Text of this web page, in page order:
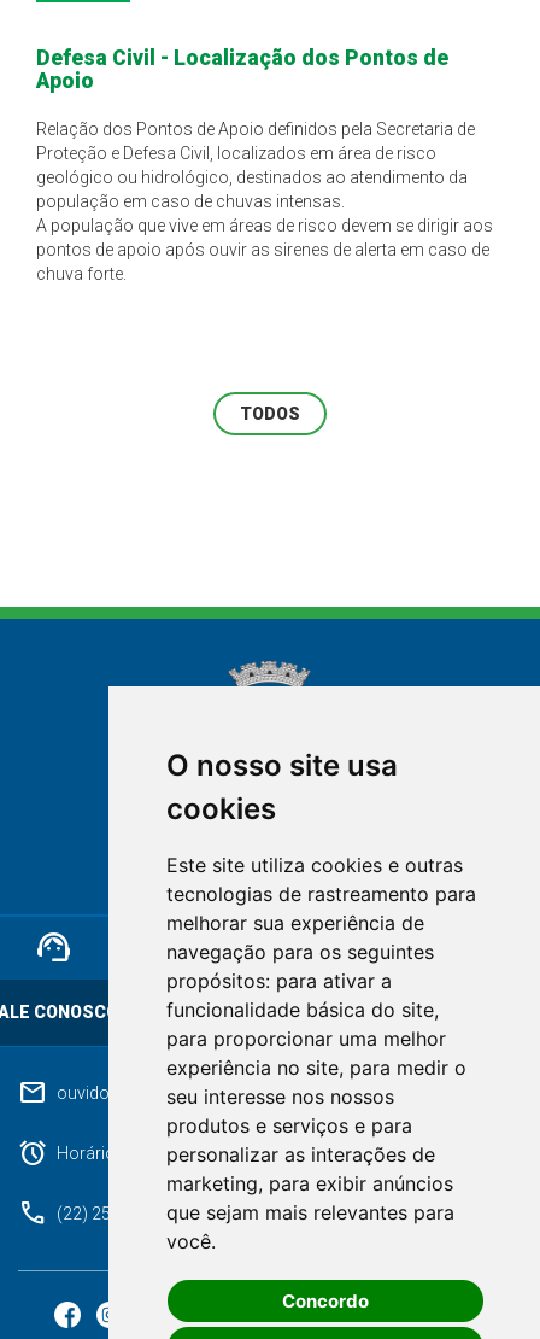
O nosso site usa
cookies
Este site utiliza cookies e outras
tecnologias de rastreamento para
melhorar sua experiência de
navegação para os seguintes
propósitos: para ativar a
funcionalidade básica do site,
para proporcionar uma melhor
experiência no site, para medir o
seu interesse nos nossos
produtos e serviços e para
personalizar as interações de
marketing, para exibir anúncios
que sejam mais relevantes para
você.
Concordo
Defesa Civil - Localização dos Pontos de
Apoio
Relação dos Pontos de Apoio definidos pela Secretaria de
Proteção e Defesa Civil, localizados em área de risco
geológico ou hidrológico, destinados ao atendimento da
população em caso de chuvas intensas.
A população que vive em áreas de risco devem se dirigir aos
pontos de apoio após ouvir as sirenes de alerta em caso de
chuva forte.
TODOS
NOVA FRIBURGO
RIO DE JANEIRO
mail ouvidoriageral@pmnf.rj.gov.br
alarm Horário de atendimento: Segunda a Sexta das 09h às 17h.
phone (22) 2525-9100
support_agent
CONOSCO
mail
OUVIDORIA